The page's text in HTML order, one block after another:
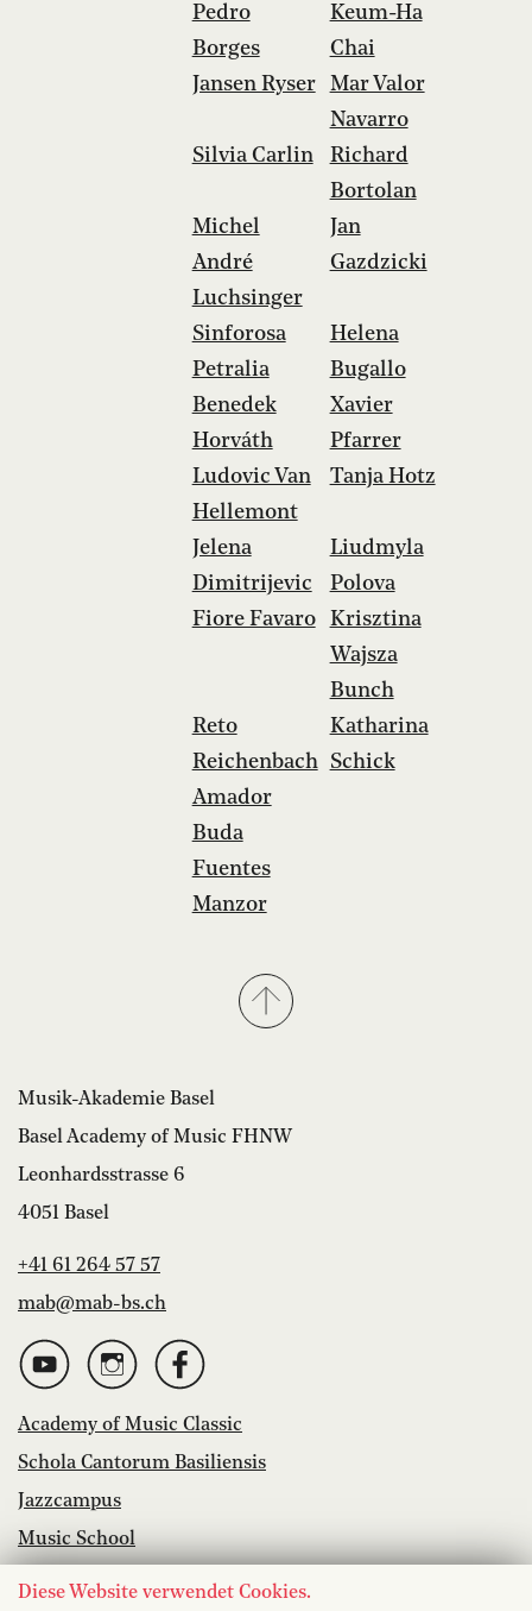
Pedro
Borges
Keum-Ha
Chai
Jansen Ryser
Mar Valor
Navarro
Silvia Carlin
Richard
Bortolan
Michel
André
Luchsinger
Jan
Gazdzicki
Sinforosa
Petralia
Helena
Bugallo
Benedek
Horváth
Xavier
Pfarrer
Ludovic Van
Hellemont
Tanja Hotz
Jelena
Dimitrijevic
Liudmyla
Polova
Fiore Favaro
Krisztina
Wajsza
Bunch
Reto
Reichenbach
Katharina
Schick
Amador
Buda
Fuentes
Manzor
Musik-Akademie Basel
Basel Academy of Music FHNW
Leonhardsstrasse 6
4051 Basel
+41 61 264 57 57
mab@mab-bs.ch
Academy of Music Classic
Schola Cantorum Basiliensis
Jazzcampus
Music School
Diese Website verwendet Cookies.